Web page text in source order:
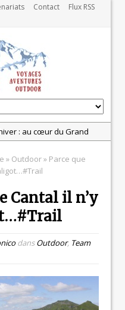
Contact
Flux RSS
: au cœur du Grand
clé pour les sportifs
» Outdoor» Parce que
Cantal il n’y
dansOutdoor, Team